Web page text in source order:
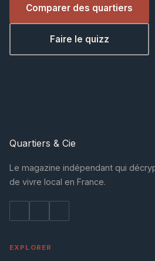
Comparer des quartiers
Faire le quizz
Quartiers & Cie
Le magazine indépendant qui
de vivre local en France.
EXPLORER